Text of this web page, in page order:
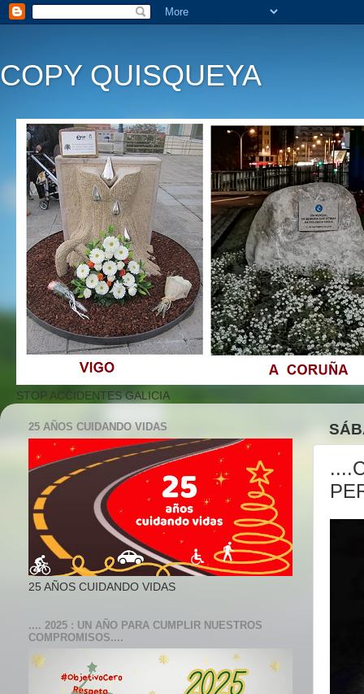
COPY QUISQUEYA
STOP ACCIDENTES GALICIA
25 AÑOS CUIDANDO VIDAS
25 AÑOS CUIDANDO VIDAS
.... 2025 : UN AÑO PARA CUMPLIR NUESTROS
COMPROMISOS....